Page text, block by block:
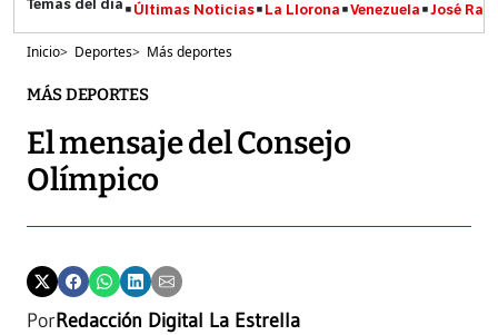
Últimas Noticias La Llorona Venezuela José
Inicio> Deportes> Más deportes
MÁS DEPORTES
El mensaje del Consejo
Olímpico
PorRedacción Digital La Estrella